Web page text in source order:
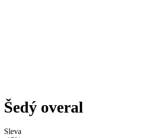
Šedý overal
Sleva